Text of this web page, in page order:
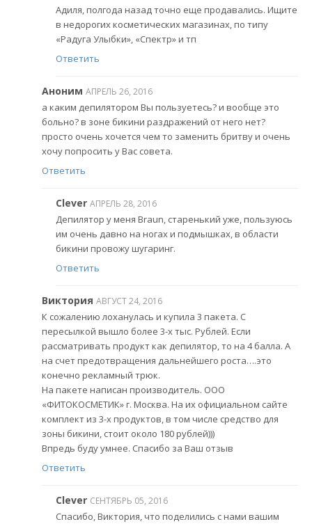
Адиля, полгода назад точно еще продавались. Ищите
в недорогих косметических магазинах, по типу
«Радуга Улыбки», «Спектр» и тп
Ответить
Аноним АПРЕЛЬ 26, 2016
а каким депилятором Вы пользуетесь? и вообще это
больно? в зоне бикини раздражений от него нет?
просто очень хочется чем то заменить бритву и очень
хочу попросить у Вас совета.
Ответить
Clever АПРЕЛЬ 28, 2016
Депилятор у меня Braun, старенький уже, пользуюсь
им очень давно на ногах и подмышках, в области
бикини провожу шугаринг.
Ответить
Виктория АВГУСТ 24, 2016
К сожалению лоханулась и купила 3 пакета. С
пересылкой вышло более 3-х тыс. Рублей. Если
рассматривать продукт как депилятор, то на 4 балла. А
на счет предотвращения дальнейшего роста….это
конечно рекламный трюк.
На пакете написан производитель. ООО
«ФИТОКОСМЕТИК» г. Москва. На их официальном сайте
комплект из 3-х продуктов, в том числе средство для
зоны бикини, стоит около 180 рублей)))
Впредь буду умнее. Спасибо за Ваш отзыв
Ответить
Clever СЕНТЯБРЬ 05, 2016
Спасибо, Виктория, что поделились с нами вашим